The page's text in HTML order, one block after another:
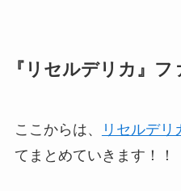
『 リセルデリカ 』 フ
ここからは、 リセルデリ
てまとめていきます！！